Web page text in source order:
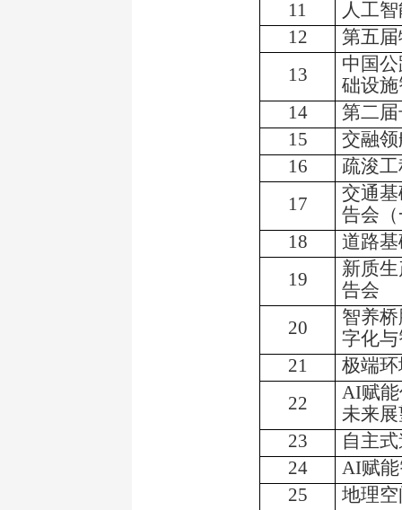
11
人工
12
第五
13
中国
础设
14
第二
15
交融
16
疏浚
17
交通
告会
18
道路
19
新质
告会
20
智养
字化
21
极端
22
AI赋
未来
23
自主
24
AI赋
25
地理